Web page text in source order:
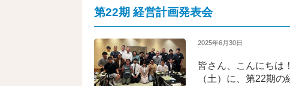
第22期 経営計画発表会
2025年6月30日
皆さん、こんにちは
（土）に、第22期